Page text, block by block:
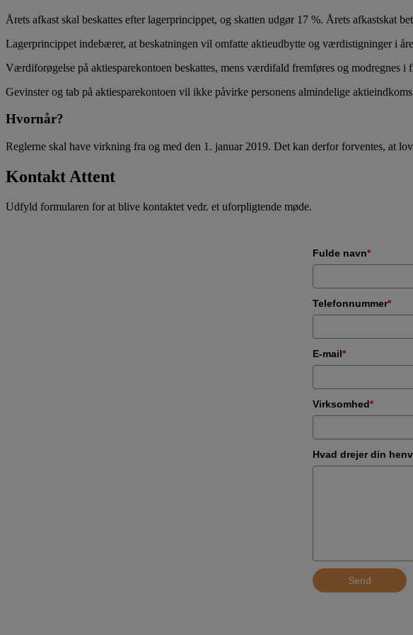
Årets afkast skal beskattes efter lagerprincippet, og skatten udgør 17 %. Årets afkastskat
Lagerprincippet indebærer, at beskatningen vil omfatte aktieudbytte og værdistigninger i
Værdiforøgelse på aktiesparekontoen beskattes, mens værdifald fremføres og modregnes i
Gevinster og tab på aktiesparekontoen vil ikke påvirke personens almindelige
Hvornår?
Reglerne skal have virkning fra og med den 1. januar 2019. Det kan derfor forventes, at
Kontakt Attent
Udfyld formularen for at blive kontaktet vedr. et uforpligtende møde.
Fulde navn*
Telefonnummer*
E-mail*
Virksomhed*
Hvad drejer din
Send